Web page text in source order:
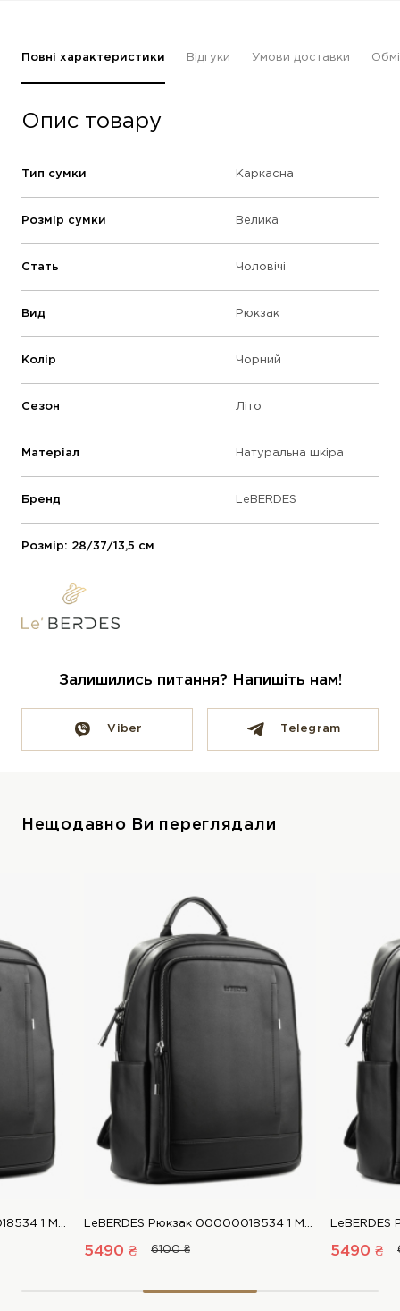
Повні характеристики Відгуки Умови доставки
Опис товару
Тип сумки Каркасна
Розмір сумки Велика
Стать Чоловічі
Вид Рюкзак
Колір Чорний
Сезон Літо
Матеріал Натуральна шкіра
Бренд LeBERDES
Розмір: 28/37/13,5 см
Залишились питання? Напишіть нам!
Viber Telegram
Нещодавно Ви переглядали
5490 ₴ 6100 ₴ 5490 ₴